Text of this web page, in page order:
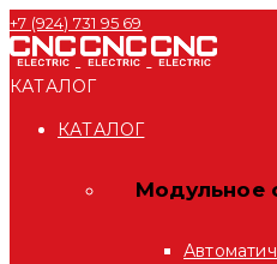
+7 (924) 731 95 69
КАТАЛОГ
КАТАЛОГ
Модульное